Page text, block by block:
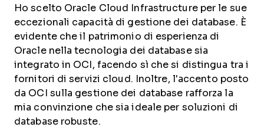
Ho scelto Oracle Cloud Infrastructure per le sue
eccezionali capacità di gestione dei database. È
evidente che il patrimonio di esperienza di
Oracle nella tecnologia dei database sia
integrato in OCI, facendo sì che si distingua tra i
fornitori di servizi cloud. Inoltre, l'accento posto
da OCI sulla gestione dei database rafforza la
mia convinzione che sia ideale per soluzioni di
database robuste.